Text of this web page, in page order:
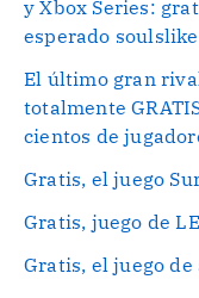
y Xbox Series:
esperado soulslike
El último gran
totalmente
cientos de
Gratis, el juego
Gratis, juego de
Gratis, el juego